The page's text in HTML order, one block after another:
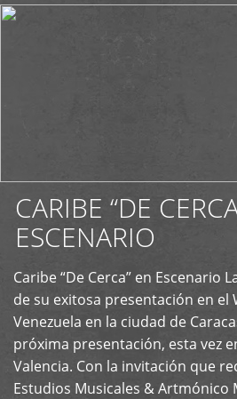
CARIBE “DE
ESCENARIO
Caribe “De Cerca” en Escenario
de su exitosa presentación en el
Venezuela en la ciudad de
próxima presentación, esta vez
Valencia. Con la invitación que
Estudios Musicales & Artmónico
+